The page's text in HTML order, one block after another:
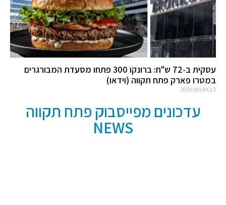
עסקית ב-72 ש"ח: ברונקו 300 פתחו מסעדת המבורגרים
במטרו פארק פתח תקווה (וידאו)
3 באוגוסט 2026
עדכונים מפייסבוק פתח תקווה
NEWS